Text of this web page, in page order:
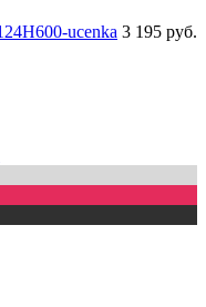
ucenka 3 195 руб.